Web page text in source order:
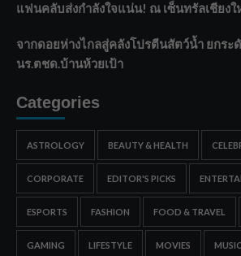
แฟนคลับส่งกำลังใจแน่น! ณ เซ็นทรัลเชียง
จากดอยห่างไกลสู่คลังโปรตีนสัตว์น้ำ ยกร
นร.ตชด.บ้านห้วยเป้า
Categories
ASTROLOGY BEAUTY & HEALTH
CORPORATE EDITOR'S PICKS
ESPORTS FASHION FOOD & TRAVEL
GAMING LIFESTYLE MOVIES MUSIC